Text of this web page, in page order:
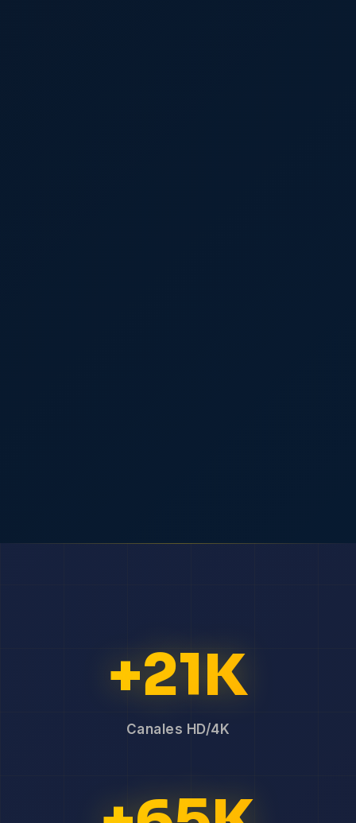
+21K
Canales HD/4K